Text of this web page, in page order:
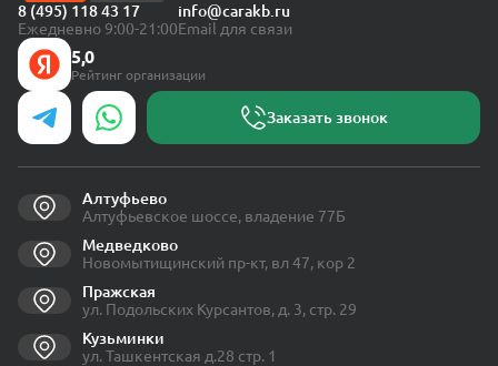
8 (495) 118 43 17
Ежедневно 9:00-21:00
info@carakb.ru
Email для связи
5,0
Рейтинг организации
Заказать звонок
Алтуфьево
Алтуфьевское шоссе, владение 77Б
Медведково
Новомытищинский пр-кт, вл 47, кор 2
Пражская
ул. Подольских Курсантов, д. 3, стр. 29
Кузьминки
ул. Ташкентская д.28 стр. 1